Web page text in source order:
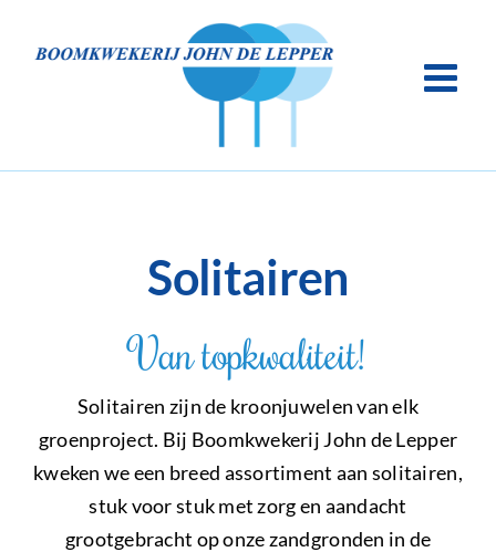
naar
Solitairen
Van topkwaliteit!
Solitairen zijn de kroonjuwelen van elk
groenproject. Bij Boomkwekerij John de Lepper
kweken we een breed assortiment aan solitairen,
stuk voor stuk met zorg en aandacht
grootgebracht op onze zandgronden in de